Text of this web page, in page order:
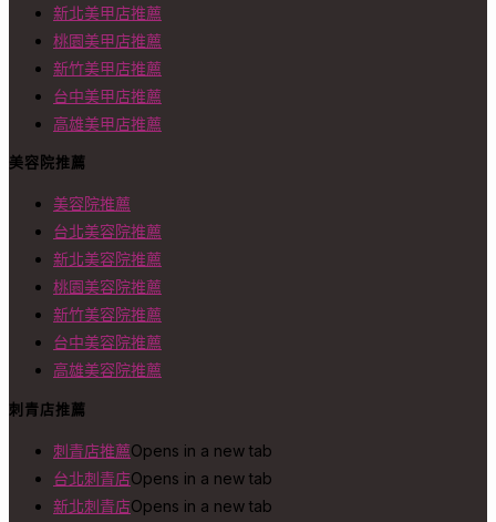
新北美甲店推薦
桃園美甲店推薦
新竹美甲店推薦
台中美甲店推薦
高雄美甲店推薦
美容院推薦
美容院推薦
台北美容院推薦
新北美容院推薦
桃園美容院推薦
新竹美容院推薦
台中美容院推薦
高雄美容院推薦
刺青店推薦
刺青店推薦Opens in a new tab
台北刺青店Opens in a new tab
新北刺青店Opens in a new tab